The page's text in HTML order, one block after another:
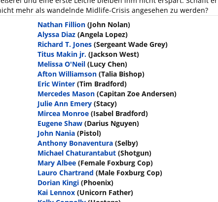
mehr als wandelnde Midlife-Crisis angesehen zu werden?
Nathan Fillion (John Nolan)
Alyssa Diaz (Angela Lopez)
Richard T. Jones (Sergeant Wade Grey)
Titus Makin jr. (Jackson West)
Melissa O'Neil (Lucy Chen)
Afton Williamson (Talia Bishop)
Eric Winter (Tim Bradford)
Mercedes Mason (Capitan Zoe Andersen)
Julie Ann Emery (Stacy)
Mircea Monroe (Isabel Bradford)
Eugene Shaw (Darius Nguyen)
John Nania (Pistol)
Anthony Bonaventura (Selby)
Michael Chaturantabut (Shotgun)
Mary Albee (Female Foxburg Cop)
Lauro Chartrand (Male Foxburg Cop)
Dorian Kingi (Phoenix)
Kai Lennox (Unicorn Father)